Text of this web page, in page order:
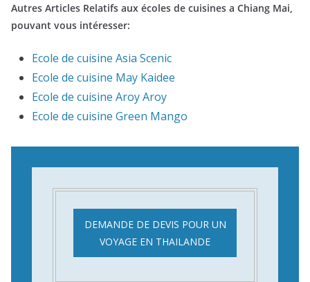
Autres Articles Relatifs aux écoles de cuisines a Chiang Mai,
pouvant vous intéresser:
Ecole de cuisine Asia Scenic
Ecole de cuisine May Kaidee
Ecole de cuisine Aroy Aroy
Ecole de cuisine Green Mango
DEMANDE DE DEVIS POUR UN
VOYAGE EN THAILANDE